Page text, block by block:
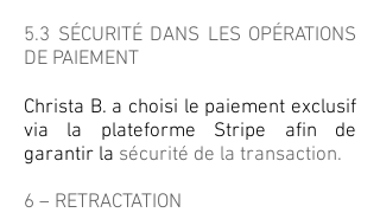
5.3 SÉCURITÉ DANS LES OPÉRATIONS
DE PAIEMENT
Christa B. a choisi le paiement exclusif
via la plateforme Stripe afin de
garantir la sécurité de la transaction.
6 – RETRACTATION